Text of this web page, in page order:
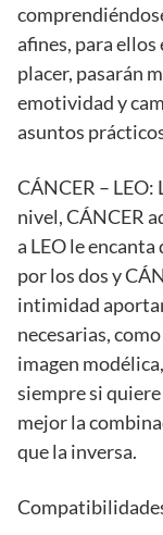
afines, para ellos
placer, pasarán
emotividad y
asuntos
CÁNCER –
nivel, CÁNCER
a LEO le
por los dos y
intimidad
necesarias,
imagen
siempre si
mejor la
que la inversa.